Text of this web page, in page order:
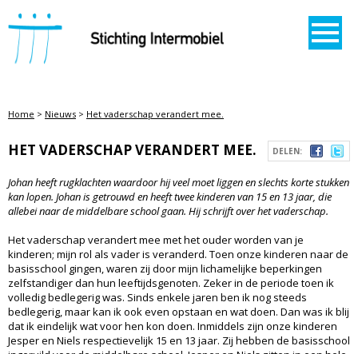
STICHTING INTERMOBIEL
Home > Nieuws > Het vaderschap verandert mee.
DELEN:
HET VADERSCHAP VERANDERT MEE.
Johan heeft rugklachten waardoor hij veel moet liggen en slechts korte stukken
kan lopen. Johan is getrouwd en heeft twee kinderen van 15 en 13 jaar, die
allebei naar de middelbare school gaan. Hij schrijft over het vaderschap.
Het vaderschap verandert mee met het ouder worden van je
kinderen; mijn rol als vader is veranderd. Toen onze kinderen naar de
basisschool gingen, waren zij door mijn lichamelijke beperkingen
zelfstandiger dan hun leeftijdsgenoten. Zeker in de periode toen ik
volledig bedlegerig was. Sinds enkele jaren ben ik nog steeds
bedlegerig, maar kan ik ook even opstaan en wat doen. Dan was ik blij
dat ik eindelijk wat voor hen kon doen. Inmiddels zijn onze kinderen
Jesper en Niels respectievelijk 15 en 13 jaar. Zij hebben de basisschool